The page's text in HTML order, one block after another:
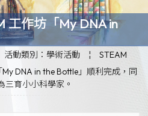
工作坊「My DNA in
活動類別：學術活動 ¦
STEAM
DNA in the Bottle」順利完成，同
三育小小科學家。